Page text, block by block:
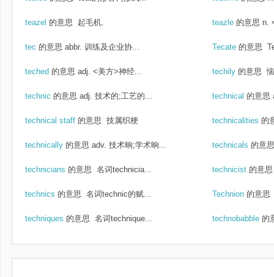
teazel 的意思 起毛机. teazle 的意思 n.
tec 的意思 abbr. 训练及企业协... Tecate 的意思
teched 的意思 adj. <美方>神经... techily 的意思
technic 的意思 adj. 技术的;工艺的... technical 的意思
technical staff 的意思 技属织梗 technicalities 的
technically 的意思 adv. 技术晌;学术晌... technicals 的意思
technicians 的意思 名词technicia... technicist 的意思
technics 的意思 名词technic的赋... Technion 的意思
techniques 的意思 名词technique... technobabble 的